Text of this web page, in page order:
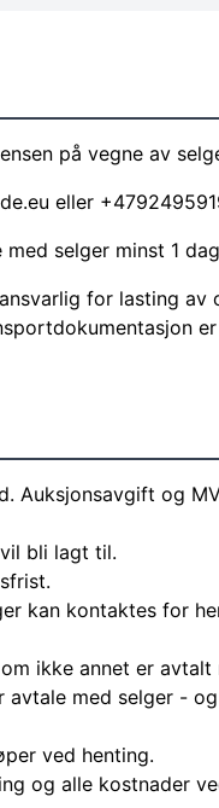
på vegne av
eller
selger minst 1
for lasting av
Auksjonsavgift og
bli lagt til.
kan kontaktes for
ikke annet er avtalt
avtale med selger -
ved henting.
og alle kostnader